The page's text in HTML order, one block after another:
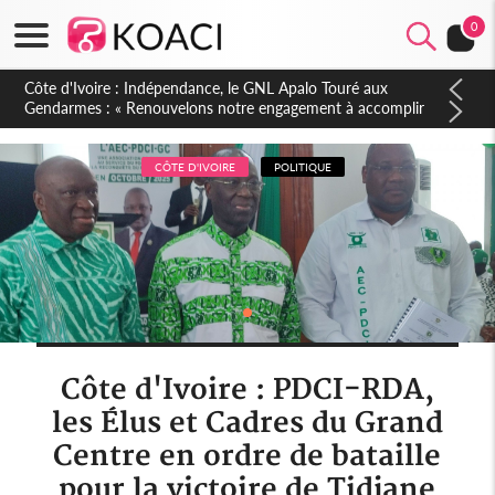
0
Sierra Leone : Un projet de réforme constitutionnelle en
gestation, points clés des amendements, un exclu d'avance
CÔTE D'IVOIRE POLITIQUE
Côte d'Ivoire : PDCI-RDA,
les Élus et Cadres du Grand
Centre en ordre de bataille